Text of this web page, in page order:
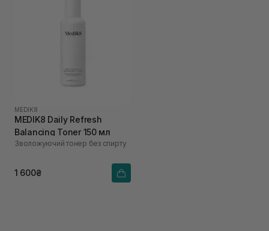
MEDIK8
MEDIK8 Daily Refresh
Balancing Toner 150 мл
Зволожуючий тонер без спирту
1 600₴